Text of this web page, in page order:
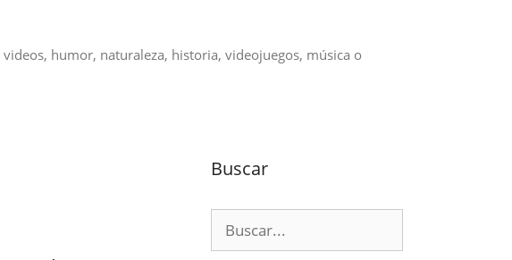
humor, naturaleza, historia, videojuegos, música o
Buscar